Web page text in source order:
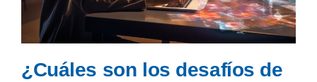
¿Cuáles son los desafíos de